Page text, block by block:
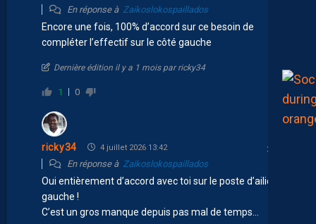
En réponse à Zaikoslokospaillados
Encore une fois, 100% d’accord sur ce besoin de
compléter l’effectif sur le côté gauche
Dernière édition il y a 1 mois par ricky34
1 0
ricky34 4 juillet 2026 13:42
En réponse à Zaikoslokospaillados
Oui entièrement d’accord avec toi sur le poste d’ailier
gauche !
C’est un gros manque depuis pas mal de temps…